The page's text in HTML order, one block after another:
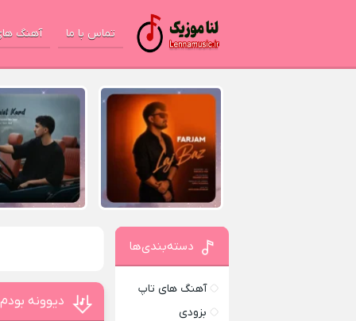
تماس با ما آهنگ
دیوونه
دسته‌بندی‌ها
آهنگ های تاپ
بزودی